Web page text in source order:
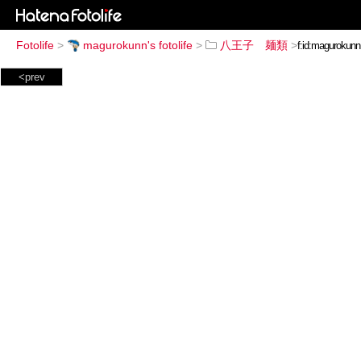
Fotolife > magurokunn's fotolife > 八王子 麺類 >
<prev